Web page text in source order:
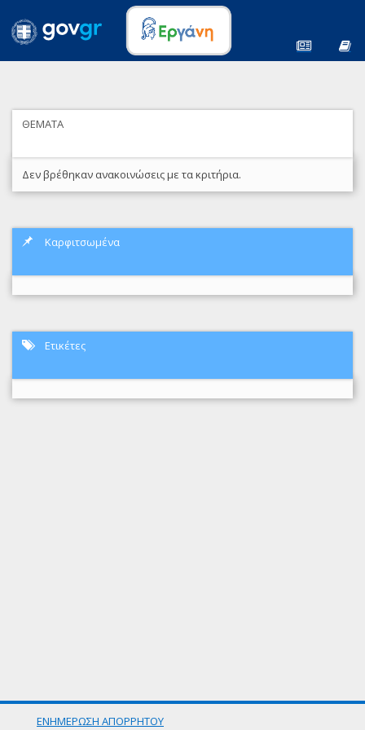
ΘΕΜΑΤΑ
Δεν βρέθηκαν ανακοινώσεις με τα κριτήρια.
Καρφιτσωμένα
Ετικέτες
ΕΝΗΜΕΡΩΣΗ ΑΠΟΡΡΗΤΟΥ